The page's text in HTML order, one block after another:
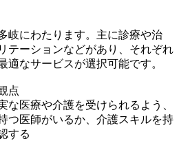
岐にわたります。主に診療や治
テーションなどがあり、それぞれ
適なサービスが選択可能です。
点
な医療や介護を受けられるよう、
つ医師がいるか、介護スキルを持
する